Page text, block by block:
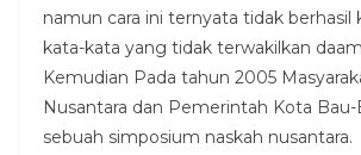
namun cara ini ternyata tidak berhasil
kata-kata yang tidak terwakilkan daam
Kemudian Pada tahun 2005
Nusantara dan Pemerintah Kota
sebuah simposium naskah nusantara.